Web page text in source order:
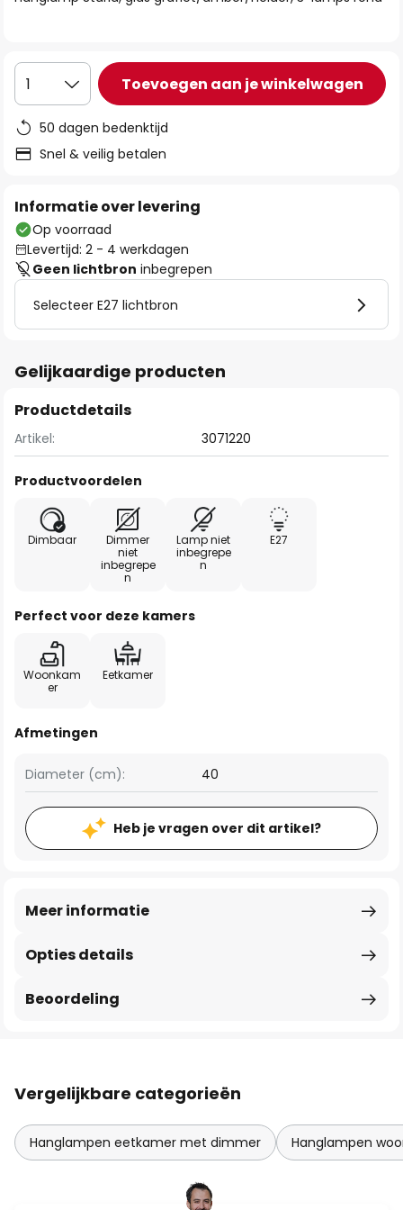
1 Toevoegen aan je winkelwagen
50 dagen bedenktijd
Snel & veilig betalen
Informatie over levering
Op voorraad
Levertijd: 2 - 4 werkdagen
Geen lichtbron inbegrepen
Selecteer E27 lichtbron
Gelijkaardige producten
Productdetails
Artikel: 3071220
Productvoordelen
Dimbaar
Dimmer
niet
inbegrepe
n
Lamp niet
inbegrepe
n
E27
Perfect voor deze kamers
Woonkam
er
Eetkamer
Afmetingen
Diameter (cm): 40
Heb je vragen over dit artikel?
Opties details
Meer informatie
Beoordeling
Vergelijkbare categorieën
Hanglampen eetkamer met dimmer Hanglampen